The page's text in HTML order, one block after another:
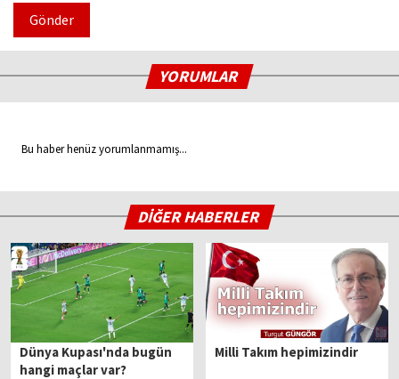
Gönder
YORUMLAR
Bu haber henüz yorumlanmamış...
DİĞER HABERLER
Dünya Kupası'nda bugün
hangi maçlar var?
Milli Takım hepimizindir